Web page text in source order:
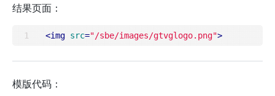
结果页面：
<img src="/sbe/images/gtvglogo.png">
模版代码：